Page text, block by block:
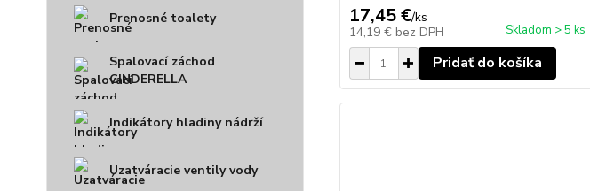
Prenosné toalety
Spalovací záchod
CINDERELLA
Indikátory hladiny nádrží
Uzatváracie ventily vody
17,45 €/ks
14,19 € bez DPH Skladom > 5 ks
Pridať do košíka